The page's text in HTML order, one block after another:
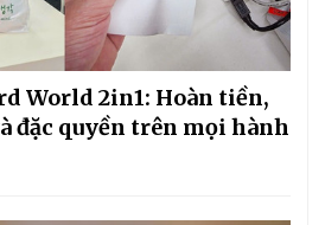
World 2in1: Hoàn tiền,
đặc quyền trên mọi hành